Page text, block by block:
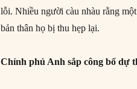
lỗi. Nhiều người càu nhàu rằng
bản thân họ bị thu hẹp lại.
Chính phủ Anh sắp công bố dự